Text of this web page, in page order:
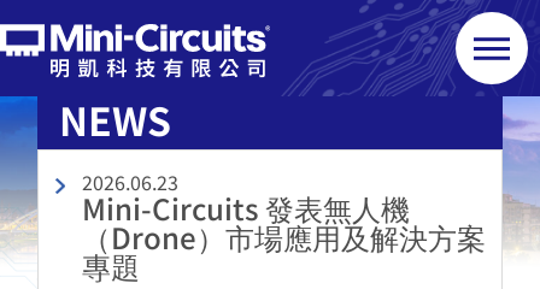
NEWS
2026.06.23
Mini-Circuits 發表無人機
（Drone）市場應用及解決方案
專題